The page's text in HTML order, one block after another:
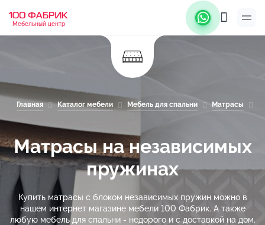
Мебельный центр
Главная Каталог мебели Мебель для спальни Матрасы
Матрасы на независимых
пружинах
Купить матрасы с блоком независимых пружин можно в
нашем интернет магазине мебели 100 Фабрик. А также
любую мебель для спальни - недорого и с доставкой на дом.